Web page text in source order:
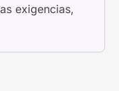
exigencias,